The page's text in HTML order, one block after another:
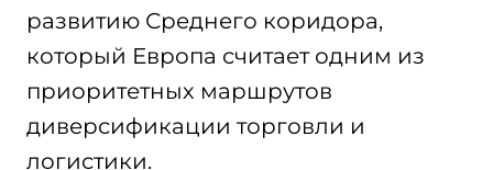
развитию Среднего коридора,
который Европа считает одним из
приоритетных маршрутов
диверсификации торговли и
логистики.